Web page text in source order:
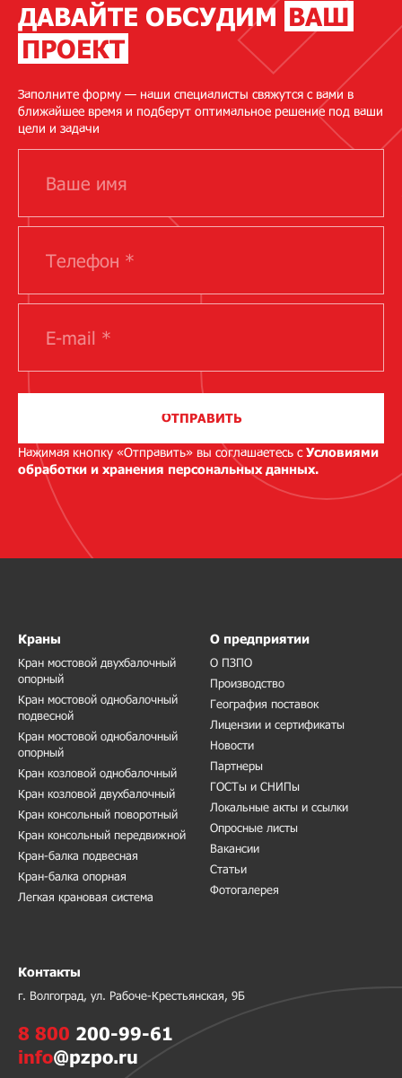
ДАВАЙТЕ ОБСУДИМ ВАШ
ПРОЕКТ
Заполните форму — наши специалисты свяжутся с вами в
ближайшее время и подберут оптимальное решение под ваши
цели и задачи
ОТПРАВИТЬ
Нажимая кнопку «Отправить» вы соглашаетесь сУсловиями
обработки и хранения персональных данных.
Краны
Кран мостовой двухбалочный
опорный
Кран мостовой однобалочный
подвесной
Кран мостовой однобалочный
опорный
Кран козловой однобалочный
Кран козловой двухбалочный
Кран консольный поворотный
Кран консольный передвижной
Кран-балка подвесная
Кран-балка опорная
Легкая крановая система
О предприятии
О ПЗПО
Производство
География поставок
Лицензии и сертификаты
Новости
Партнеры
ГОСТы и СНИПы
Локальные акты и ссылки
Опросные листы
Вакансии
Статьи
Фотогалерея
Контакты
г. Волгоград, ул. Рабоче-Крестьянская, 9Б
8 800 200-99-61
info@pzpo.ru